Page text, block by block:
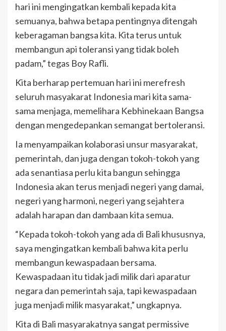
hari ini mengingatkan kembali kepada kita
semuanya, bahwa betapa pentingnya ditengah
keberagaman bangsa kita. Kita terus untuk
membangun api toleransi yang tidak boleh
padam,” tegas Boy Rafli.
Kita berharap pertemuan hari ini merefresh
seluruh masyakarat Indonesia mari kita sama-
sama menjaga, memelihara Kebhinekaan Bangsa
dengan mengedepankan semangat bertoleransi.
Ia menyampaikan kolaborasi unsur masyarakat,
pemerintah, dan juga dengan tokoh-tokoh yang
ada senantiasa perlu kita bangun sehingga
Indonesia akan terus menjadi negeri yang damai,
negeri yang harmoni, negeri yang sejahtera
adalah harapan dan dambaan kita semua.
“Kepada tokoh-tokoh yang ada di Bali khususnya,
saya mengingatkan kembali bahwa kita perlu
membangun kewaspadaan bersama.
Kewaspadaan itu tidak jadi milik dari aparatur
negara dan pemerintah saja, tapi kewaspadaan
juga menjadi milik masyarakat,” ungkapnya.
Kita di Bali masyarakatnya sangat permissive